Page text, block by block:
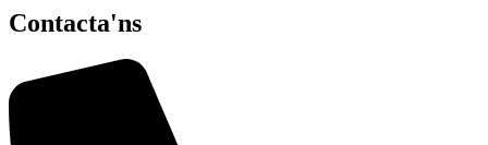
Contacta'ns